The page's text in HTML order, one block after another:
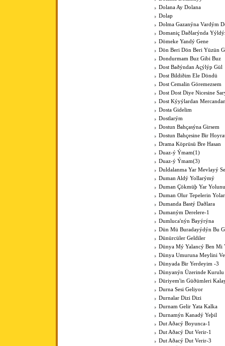
Dolana Ay Dolana
Dolap
Dolma Gazanýna Vardým
Domaniç Daðlarýnda
Dömeke Yandý Gene
Dön Beri Dön Beri Yüzün
Dondurmam Buz Gibi Buz
Dost Baðýndan Açýlýp Gül
Dost Bildiðim Ele Döndü
Dost Cemalin Göremezsem
Dost Dost Diye Nicesine
Dost Kýyýlardan
Dosta Gidelim
Dostlarým
Dostun Bahçasýna Girsem
Dostun Bahçesine Bir
Drama Köprüsü Bre Hasan
Duaz-ý Ýmam(1)
Duaz-ý Ýmam(3)
Duldalanma Yar Mevlayý
Duman Aldý Yollarýmý
Duman Çökmüþ Yar
Duman Olur Tepelerin
Dumanda Bastý Daðlara
Dumaným Derelere-1
Dumluca'nýn Bayýrýna
Dün Mü Buradayýdýn Bu
Dünürcüler Geldiler
Dünya Mý Yalancý Ben Mi
Dünya Umuruna Meylini
Dünyada Bir Yerdeyim -3
Dünyanýn Üzerinde
Düriyem'in Güðümleri
Durna Sesi Geliyor
Durnalar Dizi Dizi
Durnam Gelir Yata Kalka
Durnamýn Kanadý Yeþil
Dut Aðacý Boyunca-1
Dut Aðacý Dut Verir-1
Dut Aðacý Dut Verir-3